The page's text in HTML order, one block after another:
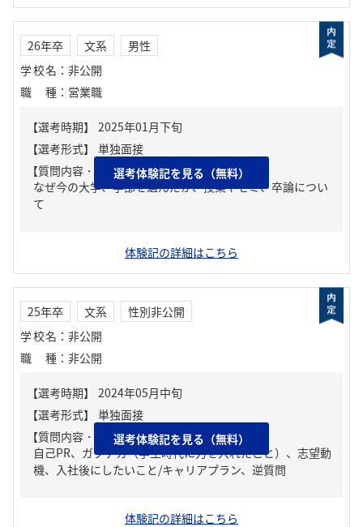
26年卒 文系
男性
学校名 ： 非公開
職種 ： 営業職
【質問内容・課題】
なぜ今の大学、学部を選んだか、授業やゼミ、卒論につい
て
選考体験記を見る（無料）
体験記の詳細はこちら
25年卒 文系
性別非公開
学校名 ： 非公開
職種 ： 非公開
【質問内容・課題】
自己PR、ガクチカ（学生時代に力を入れたこと）、志望動
機、入社後にしたいこと/キャリアプラン、逆質問
選考体験記を見る（無料）
体験記の詳細はこちら